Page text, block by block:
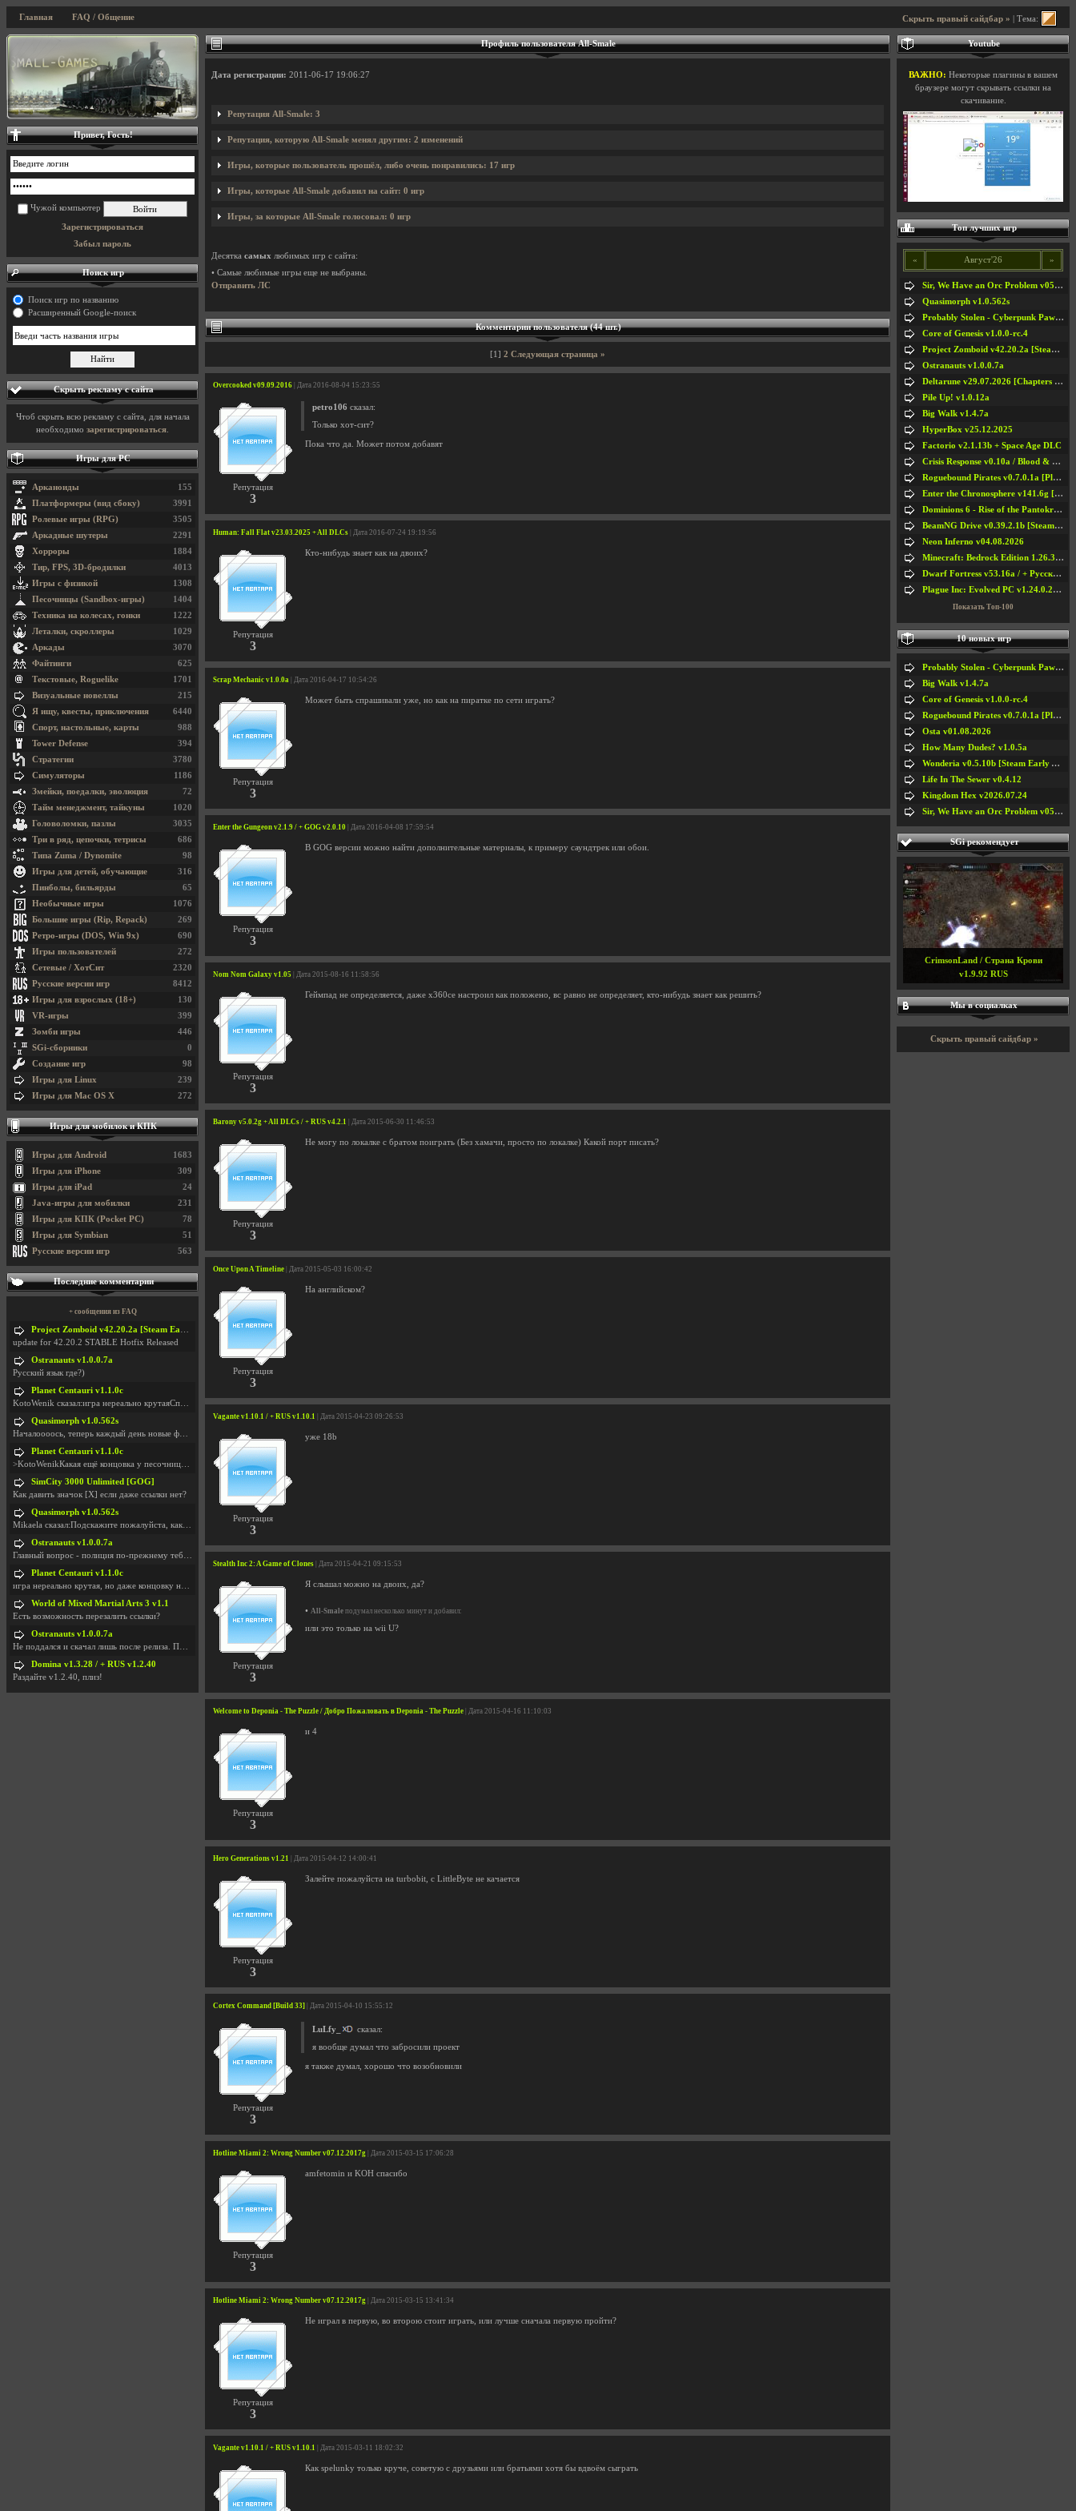
Скрыть правый сайдбар » | Тема:
Главная FAQ / Общение
Профиль пользователя All-Smale
Дата регистрации: 2011-06-17 19:06:27
Репутация All-Smale: 3
Репутация, которую All-Smale менял другим: 2 изменений
Игры, которые пользователь прошёл, либо очень понравились: 17 игр
Игры, которые All-Smale добавил на сайт: 0 игр
Игры, за которые All-Smale голосовал: 0 игр
Десятка самых любимых игр с сайта:
• Самые любимые игры еще не выбраны.
Отправить ЛС
Комментарии пользователя (44 шт.)
[1] 2 Следующая страница »
Overcooked v09.09.2016 | Дата 2016-08-04 15:23:55
Репутация
3
petro106 сказал:
Только хот-сит?
Пока что да. Может потом добавят
Human: Fall Flat v23.03.2025 + All DLCs | Дата 2016-07-24 19:19:56
Репутация
3
Кто-нибудь знает как на двоих?
Scrap Mechanic v1.0.0a | Дата 2016-04-17 10:54:26
Репутация
3
Может быть спрашивали уже, но как на пиратке по сети играть?
Enter the Gungeon v2.1.9 / + GOG v2.0.10 | Дата 2016-04-08 17:59:54
Репутация
3
В GOG версии можно найти дополнительные материалы, к примеру саундтрек или обои.
Nom Nom Galaxy v1.05 | Дата 2015-08-16 11:58:56
Репутация
3
Геймпад не определяется, даже x360ce настроил как положено, вс равно не определяет, кто-нибудь знает как решить?
Barony v5.0.2g + All DLCs / + RUS v4.2.1 | Дата 2015-06-30 11:46:53
Репутация
3
Не могу по локалке с братом поиграть (Без хамачи, просто по локалке) Какой порт писать?
Once Upon A Timeline | Дата 2015-05-03 16:00:42
Репутация
3
На английском?
Vagante v1.10.1 / + RUS v1.10.1 | Дата 2015-04-23 09:26:53
Репутация
3
уже 18b
Stealth Inc 2: A Game of Clones | Дата 2015-04-21 09:15:53
Репутация
3
Я слышал можно на двоих, да?
• All-Smale подумал несколько минут и добавил:
или это только на wii U?
Welcome to Deponia - The Puzzle / Добро Пожаловать в Deponia - The Puzzle | Дата 2015-04-16 11:10:03
Репутация
3
и 4
Hero Generations v1.21 | Дата 2015-04-12 14:00:41
Репутация
3
Залейте пожалуйста на turbobit, с LittleByte не качается
Cortex Command [Build 33] | Дата 2015-04-10 15:55:12
Репутация
3
LuLfy_
сказал:
я вообще думал что забросили проект
я также думал, хорошо что возобновили
Hotline Miami 2: Wrong Number v07.12.2017g | Дата 2015-03-15 17:06:28
Репутация
3
amfetomin и KOH спасибо
Hotline Miami 2: Wrong Number v07.12.2017g | Дата 2015-03-15 13:41:34
Репутация
3
Не играл в первую, во второю стоит играть, или лучше сначала первую пройти?
Vagante v1.10.1 / + RUS v1.10.1 | Дата 2015-03-11 18:02:32
Как spelunky только круче, советую с друзьями или братьями хотя бы вдвоём сыграть
Привет, Гость!
Чужой компьютер
Зарегистрироваться
Забыл пароль
Поиск игр
Поиск игр по названию
Расширенный Google-поиск
Скрыть рекламу с сайта
Чтоб скрыть всю рекламу с сайта, для начала
необходимо зарегистрироваться
Игры для PC
155
Арканоиды
3991
Платформеры (вид сбоку)
3505
Ролевые игры (RPG)
2291
Аркадные шутеры
1884
Хорроры
4013
Тир, FPS, 3D-бродилки
1308
Игры с физикой
1404
Песочницы (Sandbox-игры)
1222
Техника на колесах, гонки
1029
Леталки, скроллеры
3070
Аркады
625
Файтинги
1701
Текстовые, Roguelike
215
Визуальные новеллы
6440
Я ищу, квесты, приключения
988
Спорт, настольные, карты
394
Tower Defense
3780
Стратегии
1186
Симуляторы
72
Змейки, поедалки, эволюция
1020
Тайм менеджмент, тайкуны
3035
Головоломки, пазлы
686
Три в ряд, цепочки, тетрисы
98
Типа Zuma / Dynomite
316
Игры для детей, обучающие
65
Пинболы, бильярды
1076
Необычные игры
269
Большие игры (Rip, Repack)
690
Ретро-игры (DOS, Win 9x)
272
Игры пользователей
2320
Сетевые / ХотСит
8412
Русские версии игр
130
Игры для взрослых (18+)
399
VR-игры
446
Зомби игры
0
SGi-сборники
98
Создание игр
239
Игры для Linux
272
Игры для Mac OS X
Игры для мобилок и КПК
1683
Игры для Android
309
Игры для iPhone
24
Игры для iPad
231
Java-игры для мобилки
78
Игры для КПК (Pocket PC)
51
Игры для Symbian
563
Русские версии игр
Последние комментарии
+ сообщения из FAQ
Project Zomboid v42.20.2a [Steam Early Access]
update for 42.20.2 STABLE Hotfix Released
Ostranauts v1.0.0.7a
Русский язык где?)
Planet Centauri v1.1.0c
KotoWenik сказал:игра нереально крутаяСпасибо )))
Quasimorph v1.0.562s
Началоооось, теперь каждый день новые фиксики, баг
Planet Centauri v1.1.0c
>KotoWenikКакая ещё концовка у песочницы?..
SimCity 3000 Unlimited [GOG]
Как давить значок [X] если даже ссылки нет?
Quasimorph v1.0.562s
Mikaela сказал:Подскажите пожалуйста, как скачать
Ostranauts v1.0.0.7a
Главный вопрос - полиция по-прежнему тебя таранит
Planet Centauri v1.1.0c
игра нереально крутая, но даже концовку не удосужи
World of Mixed Martial Arts 3 v1.1
Есть возможность перезалить ссылки?
Ostranauts v1.0.0.7a
Не поддался и скачал лишь после релиза. Посмотрим,
Domina v1.3.28 / + RUS v1.2.40
Раздайте v1.2.40, плиз!
Youtube
ВАЖНО: Некоторые плагины в вашем
браузере могут скрывать ссылки на
скачивание.
Топ лучших игр
« Август'26 »
Sir, We Have an Orc Problem v05.08.2026
Quasimorph v1.0.562s
Probably Stolen - Cyberpunk Pawnshop Simulator v048c [Playtest]
Core of Genesis v1.0.0-rc.4
Project Zomboid v42.20.2a [Steam Early Access]
Ostranauts v1.0.0.7a
Deltarune v29.07.2026 [Chapters 1-5] / + RUS [Chapters 1-5]
Pile Up! v1.0.12a
Big Walk v1.4.7a
HyperBox v25.12.2025
Factorio v2.1.13b + Space Age DLC
Crisis Response v0.10a / Blood & Bullet
Roguebound Pirates v0.7.0.1a [Playtest]
Enter the Chronosphere v141.6g [Steam Early Access]
Dominions 6 - Rise of the Pantokrator v6.35a
BeamNG Drive v0.39.2.1b [Steam Early Access]
Neon Inferno v04.08.2026
Minecraft: Bedrock Edition 1.26.33.1a / + TLauncher v2.89
Dwarf Fortress v53.16a / + Русская Версия v50.12a
Plague Inc: Evolved PC v1.24.0.2a + All DLCs
Показать Топ-100
10 новых игр
Probably Stolen - Cyberpunk Pawnshop Simulator v048c [Playtest]
Big Walk v1.4.7a
Core of Genesis v1.0.0-rc.4
Roguebound Pirates v0.7.0.1a [Playtest]
Osta v01.08.2026
How Many Dudes? v1.0.5a
Wonderia v0.5.10b [Steam Early Access]
Life In The Sewer v0.4.12
Kingdom Hex v2026.07.24
Sir, We Have an Orc Problem v05.08.2026
SGi рекомендует
CrimsonLand / Страна Крови
v1.9.92 RUS
Мы в социалках
Скрыть правый сайдбар »